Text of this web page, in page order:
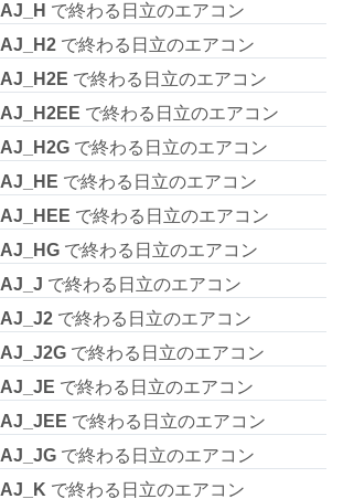
AJ_H で終わる日立のエアコン
AJ_H2 で終わる日立のエアコン
AJ_H2E で終わる日立のエアコン
AJ_H2EE で終わる日立のエアコン
AJ_H2G で終わる日立のエアコン
AJ_HE で終わる日立のエアコン
AJ_HEE で終わる日立のエアコン
AJ_HG で終わる日立のエアコン
AJ_J で終わる日立のエアコン
AJ_J2 で終わる日立のエアコン
AJ_J2G で終わる日立のエアコン
AJ_JE で終わる日立のエアコン
AJ_JEE で終わる日立のエアコン
AJ_JG で終わる日立のエアコン
AJ_K で終わる日立のエアコン